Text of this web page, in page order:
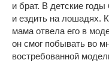
и брат. В детские
и ездить на лошадях.
мама отвела его в
он смог побывать во
востребованной